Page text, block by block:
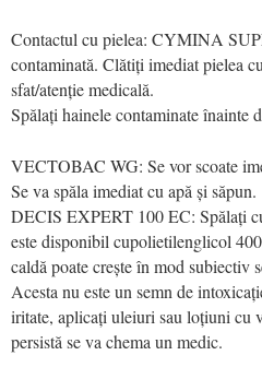
Contactul cu pielea: CYMINA
contaminată. Clătiți imediat pielea
sfat/atenție medicală.
Spălați hainele contaminate înainte
VECTOBAC WG: Se vor scoate
Se va spăla imediat cu apă și săpun.
DECIS EXPERT 100 EC: Spălați
este disponibil cupolietilenglicol
caldă poate crește în mod subiectiv
Acesta nu este un semn de
iritate, aplicați uleiuri sau loțiuni cu
persistă se va chema un medic.